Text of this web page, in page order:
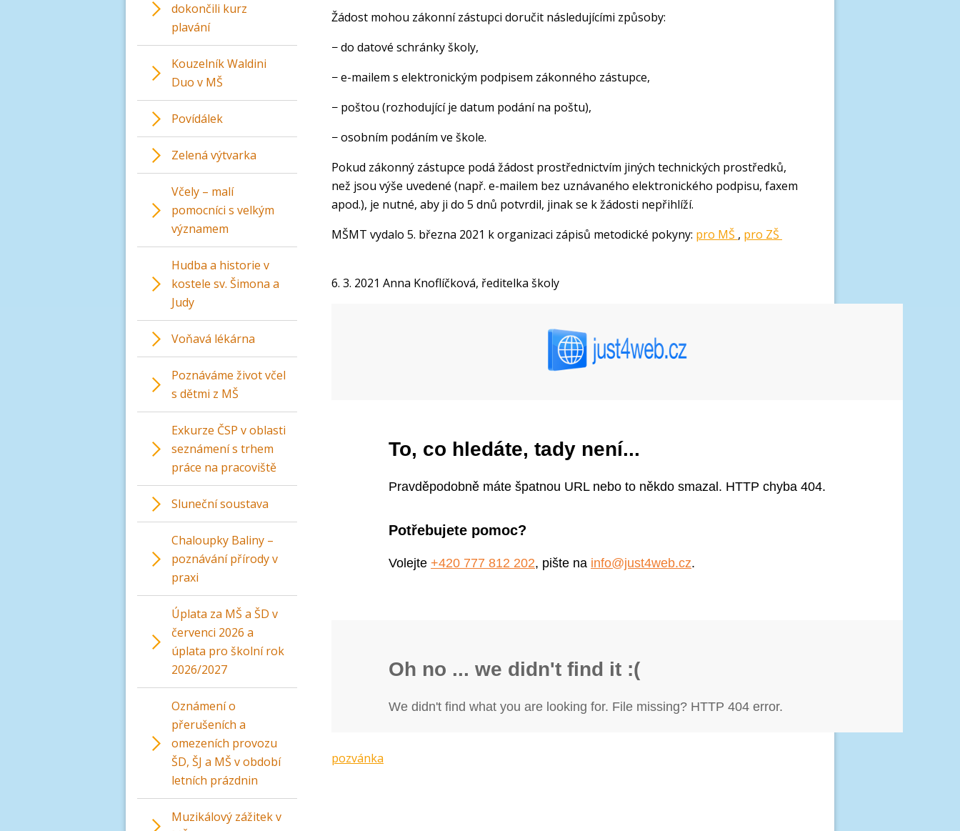
Žádost mohou zákonní zástupci doručit následujícími způsoby:
− do datové schránky školy,
− e-mailem s elektronickým podpisem zákonného zástupce,
− poštou (rozhodující je datum podání na poštu),
− osobním podáním ve škole.
Pokud zákonný zástupce podá žádost prostřednictvím jiných technických prostředků,
než jsou výše uvedené (např. e-mailem bez uznávaného elektronického podpisu, faxem
apod.), je nutné, aby ji do 5 dnů potvrdil, jinak se k žádosti nepřihlíží.
MŠMT vydalo 5. března 2021 k organizaci zápisů metodické pokyny: pro MŠ , pro ZŠ
6. 3. 2021 Anna Knoflíčková, ředitelka školy
pozvánka
dokončili kurz
plavání
Kouzelník Waldini
Duo v MŠ
Povídálek
Zelená výtvarka
Včely – malí
pomocníci s velkým
významem
Hudba a historie v
kostele sv. Šimona a
Judy
Voňavá lékárna
Poznáváme život včel
s dětmi z MŠ
Exkurze ČSP v oblasti
seznámení s trhem
práce na pracoviště
Sluneční soustava
Chaloupky Baliny –
poznávání přírody v
praxi
Úplata za MŠ a ŠD v
červenci 2026 a
úplata pro školní rok
2026/2027
Oznámení o
přerušeních a
omezeních provozu
ŠD, ŠJ a MŠ v období
letních prázdnin
Muzikálový zážitek v